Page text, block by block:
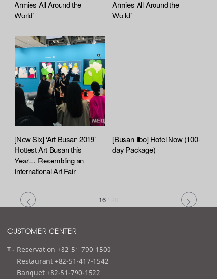
Armies All Around the
World’
Armies All Around the
World’
[New Six] ‘Art Busan 2019’
Hottest Art Busan this
Year… Resembling an
International Art Fair
[Busan Ilbo] Hotel Now (100-
day Package)
16
CUSTOMER CENTER
t
e
l
Reservation +82-51-790-1500
Restaurant +82-51-417-1542
Banquet +82-51-790-1522